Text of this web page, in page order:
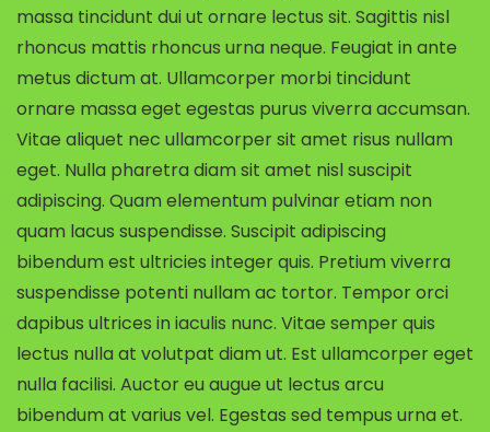
massa tincidunt dui ut ornare lectus sit. Sagittis nisl
rhoncus mattis rhoncus urna neque. Feugiat in ante
metus dictum at. Ullamcorper morbi tincidunt
ornare massa eget egestas purus viverra accumsan.
Vitae aliquet nec ullamcorper sit amet risus nullam
eget. Nulla pharetra diam sit amet nisl suscipit
adipiscing. Quam elementum pulvinar etiam non
quam lacus suspendisse. Suscipit adipiscing
bibendum est ultricies integer quis. Pretium viverra
suspendisse potenti nullam ac tortor. Tempor orci
dapibus ultrices in iaculis nunc. Vitae semper quis
lectus nulla at volutpat diam ut. Est ullamcorper eget
nulla facilisi. Auctor eu augue ut lectus arcu
bibendum at varius vel. Egestas sed tempus urna et.